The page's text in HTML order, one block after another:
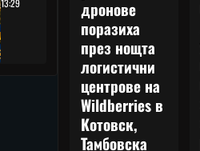
13:29
дронове
поразиха
през нощта
логистични
центрове на
Wildberries в
Котовск,
Тамбовска